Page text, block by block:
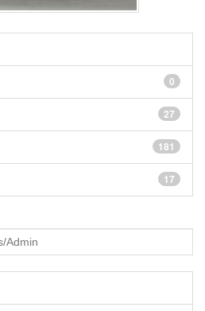
0
27
181
17